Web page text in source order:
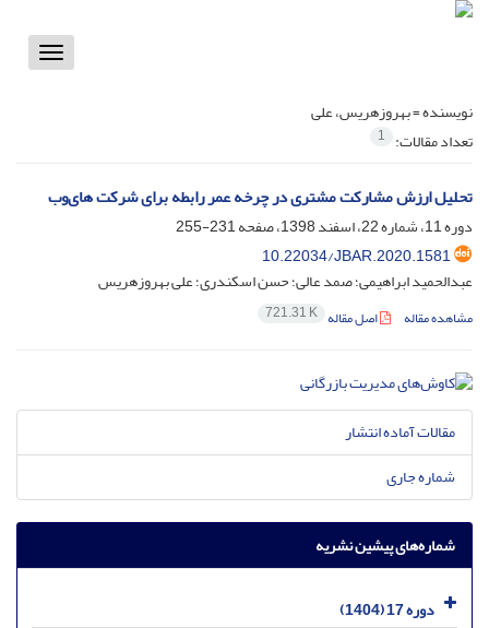
Toggle
نویسنده =بهروزهریس، علی
تعداد مقالات: 1
تحلیل ارزش مشارکت مشتری در چرخه عمر رابطه برای شرکت های‌وب
دوره 11، شماره 22، اسفند 1398، صفحه
231-255
10.22034/JBAR.2020.1581
عبدالحمید ابراهیمی؛ صمد عالی؛ حسن اسکندری؛ علی بهروزهریس
مشاهده مقاله اصل مقاله 721.31 K
مقالات آماده انتشار
شماره جاری
شماره‌های پیشین نشریه
دوره 17 (1404)